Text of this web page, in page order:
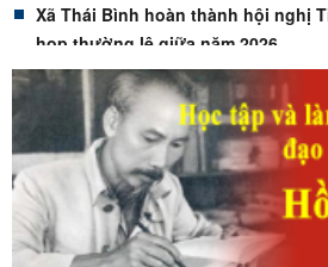
Xã Thái Bình hoàn thành hội nghị
họp thường lệ giữa năm 2026
ĐẢNG UỶ XÃ THÁI BÌNH TIẾP
THỦ TỤC HÀNH CHÍNH CỦA ĐẢNG
ĐIỆN TỬ
Kiểm tra các hộ gia đình chăn nuôi
xã Thái Bình
XÃ THÁI BÌNH THAM GIA HỘI NGHỊ